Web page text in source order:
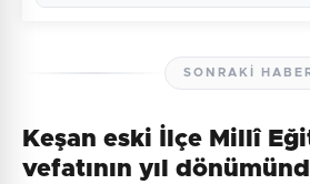
Henüz yorum yapılmamış. İlk
SONRAKI
Keşan eski İlçe Millî
vefatının yıl